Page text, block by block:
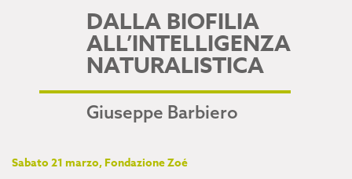
DALLA BIOFILIA
ALL’INTELLIGENZA
NATURALISTICA
Giuseppe Barbiero
Sabato 21 marzo, Fondazione Zoé